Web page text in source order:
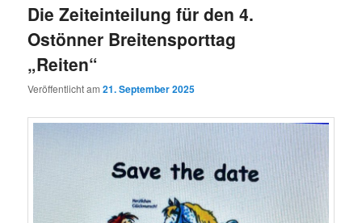
Die Zeiteinteilung für den 4.
Ostönner Breitensporttag
„Reiten“
Veröffentlicht am21. September 2025